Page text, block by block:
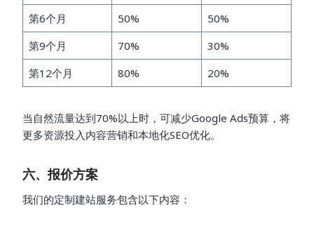
第6个月
50%
50%
第9个月
70%
30%
第12个月
80% 20%
当自然流量达到70%以上时，可减少Google Ads预算，将
更多资源投入内容营销和本地化SEO优化。
六、报价方案
我们的定制建站服务包含以下内容：